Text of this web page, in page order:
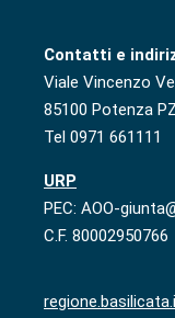
Contatti e
Viale Vincenzo
85100 Potenza PZ
Tel 0971 661111
URP
PEC: AOO-
C.F. 80002950766